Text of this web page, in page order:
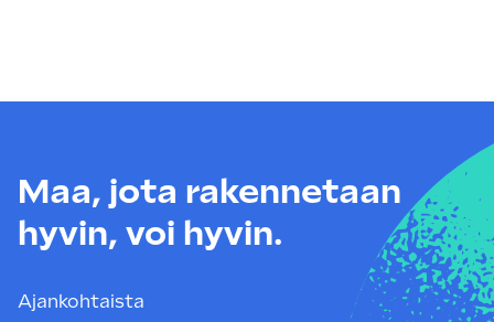
Maa, jota rakennetaan
hyvin, voi hyvin.
Ajankohtaista